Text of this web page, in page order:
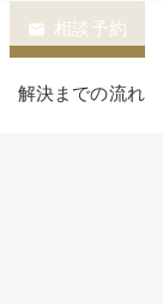
email 相談予約
解決までの流れ